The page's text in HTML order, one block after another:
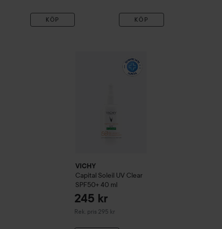
KÖP KÖP
VICHY
Capital Soleil UV Clear
SPF50+40 ml
245 kr
Rek. pris 295 kr
Rekommenderat pris 295 kr
Capital Soleil